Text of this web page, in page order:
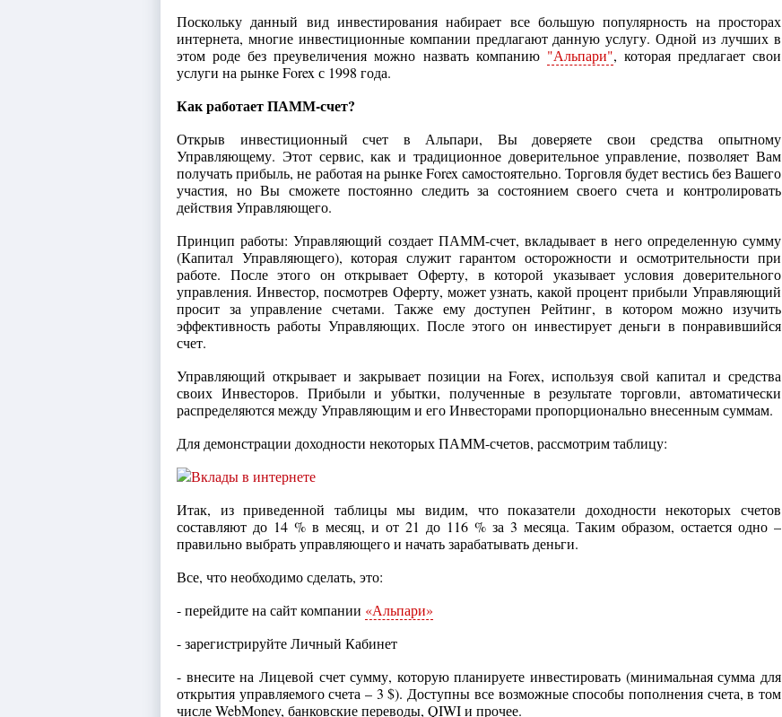
Поскольку данный вид инвестирования набирает все большую популярность на просторах
интернета, многие инвестиционные компании предлагают данную услугу. Одной из лучших в
этом роде без преувеличения можно назвать компанию "Альпари", которая предлагает свои
услуги на рынке Forex с 1998 года.
Как работает ПАММ-счет?
Открыв инвестиционный счет в Альпари, Вы доверяете свои средства опытному
Управляющему. Этот сервис, как и традиционное доверительное управление, позволяет Вам
получать прибыль, не работая на рынке Forex самостоятельно. Торговля будет вестись без Вашего
участия, но Вы сможете постоянно следить за состоянием своего счета и контролировать
действия Управляющего.
Принцип работы: Управляющий создает ПАММ-счет, вкладывает в него определенную сумму
(Капитал Управляющего), которая служит гарантом осторожности и осмотрительности при
работе. После этого он открывает Оферту, в которой указывает условия доверительного
управления. Инвестор, посмотрев Оферту, может узнать, какой процент прибыли Управляющий
просит за управление счетами. Также ему доступен Рейтинг, в котором можно изучить
эффективность работы Управляющих. После этого он инвестирует деньги в понравившийся
счет.
Управляющий открывает и закрывает позиции на Forex, используя свой капитал и средства
своих Инвесторов. Прибыли и убытки, полученные в результате торговли, автоматически
распределяются между Управляющим и его Инвесторами пропорционально внесенным суммам.
Для демонстрации доходности некоторых ПАММ-счетов, рассмотрим таблицу:
Итак, из приведенной таблицы мы видим, что показатели доходности некоторых счетов
составляют до 14 % в месяц, и от 21 до 116 % за 3 месяца. Таким образом, остается одно –
правильно выбрать управляющего и начать зарабатывать деньги.
Все, что необходимо сделать, это:
- перейдите на сайт компании «Альпари»
- зарегистрируйте Личный Кабинет
- внесите на Лицевой счет сумму, которую планируете инвестировать (минимальная сумма для
открытия управляемого счета – 3 $). Доступны все возможные способы пополнения счета, в том
числе WebMoney, банковские переводы, QIWI и прочее.